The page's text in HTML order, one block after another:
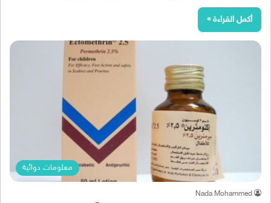
أكمل القراءة »
معلومات دوائية
Nada Mohammed